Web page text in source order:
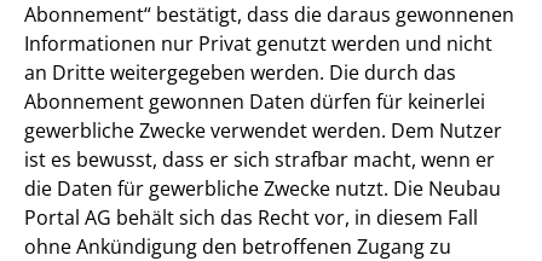
Abonnement“ bestätigt, dass die daraus gewonnenen
Informationen nur Privat genutzt werden und nicht
an Dritte weitergegeben werden. Die durch das
Abonnement gewonnen Daten dürfen für keinerlei
gewerbliche Zwecke verwendet werden. Dem Nutzer
ist es bewusst, dass er sich strafbar macht, wenn er
die Daten für gewerbliche Zwecke nutzt. Die Neubau
Portal AG behält sich das Recht vor, in diesem Fall
ohne Ankündigung den betroffenen Zugang zu